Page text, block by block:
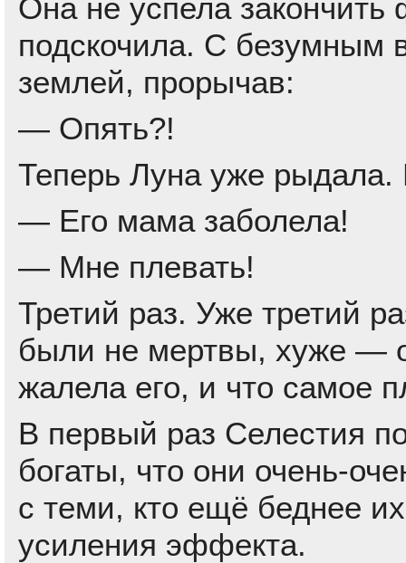
Она не успела
подскочила. С безумным
землей, прорычав:
— Опять?!
Теперь Луна уже рыдала.
— Его мама заболела!
— Мне плевать!
Третий раз. Уже третий
были не мертвы, хуже —
жалела его, и что самое
В первый раз Селестия
богаты, что они очень-
с теми, кто ещё беднее
усиления эффекта.